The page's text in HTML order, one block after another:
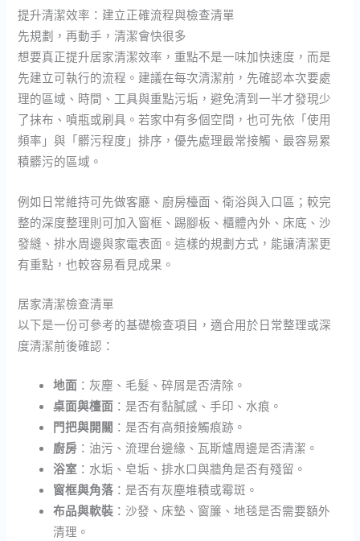
提升清潔效率：建立正確流程與檢查清單
先規劃，再動手，清潔會快很多
想要真正提升居家清潔效率，重點不是一味加快速度，而是
先建立可執行的流程。建議在每次清潔前，先確認本次要處
理的區域、時間、工具與重點污垢，避免清到一半才發現少
了抹布、噴瓶或刷具。若家中有多個空間，也可先依「使用
頻率」與「髒污程度」排序，優先處理最常接觸、最容易累
積髒污的區域。
例如日常維持可先做客廳、廚房檯面、衛浴與入口區；較完
整的深度整理則可加入窗框、踢腳板、櫃體內外、床底、沙
發縫、排水周邊與家電表面。這樣的規劃方式，能讓清潔更
有重點，也較容易看見成果。
居家清潔檢查清單
以下是一份可參考的基礎檢查項目，適合用於日常整理或深
度清潔前後確認：
地面 ：灰塵、毛髮、碎屑是否清除。
桌面與檯面 ：是否有黏膩感、手印、水痕。
門把與開關 ：是否有高頻接觸痕跡。
廚房 ：油污、流理台邊緣、瓦斯爐周邊是否清潔。
浴室 ：水垢、皂垢、排水口與牆角是否有殘留。
窗框與角落 ：是否有灰塵堆積或霉斑。
布品與軟裝 ：沙發、床墊、窗簾、地毯是否需要額外
清理。